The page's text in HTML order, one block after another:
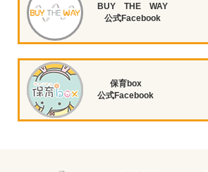
BUY THE WAY
公式Facebook
保育box
公式Facebook